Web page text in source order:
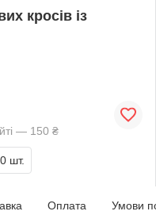
кросів із
— 150 ₴
шт.
Оплата Умови